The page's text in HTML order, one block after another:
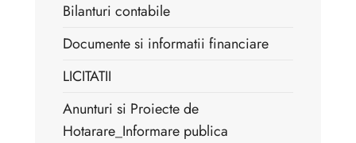
Bilanturi contabile
Documente si informatii financiare
LICITATII
Anunturi si Proiecte de
Hotarare _Informare publica